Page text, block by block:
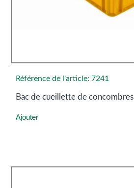
Référence de l'article: 7241
Bac de cueillette de concombres
Ajouter